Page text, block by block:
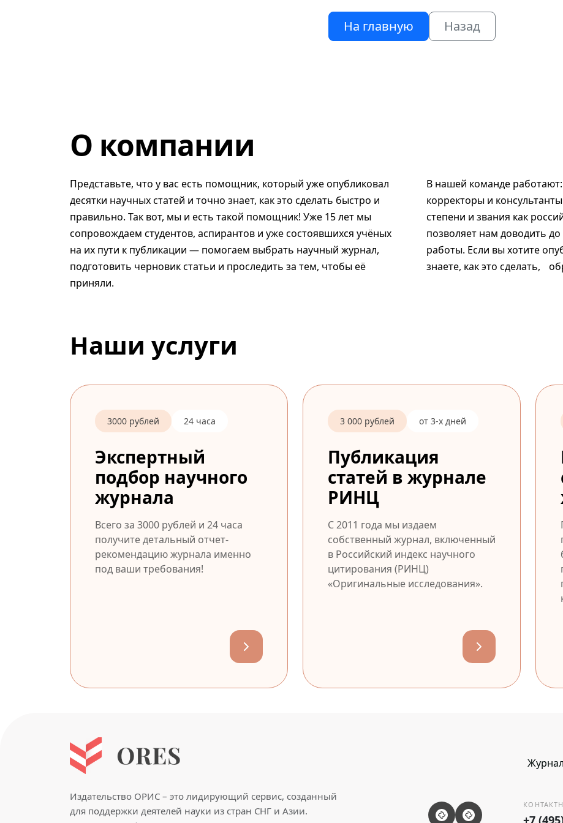
На главную Назад
О компании
Представьте, что у вас есть помощник, который уже опубликовал
десятки научных статей и точно знает, как это сделать быстро и
правильно. Так вот, мы и есть такой помощник! Уже 15 лет мы
сопровождаем студентов, аспирантов и уже состоявшихся учёных
на их пути к публикации — помогаем выбрать научный журнал,
подготовить черновик статьи и проследить за тем, чтобы её
приняли.
В нашей команде
корректоры и
степени и звания как
позволяет нам доводить
работы. Если вы хотите
знаете, как это сделать,
Наши услуги
3000 рублей 24 часа
Экспертный
подбор научного
журнала
Всего за 3000 рублей и 24 часа
получите детальный отчет-
рекомендацию журнала именно
под ваши требования!
3 000 рублей от 3-х дней
Публикация
статей в журнале
РИНЦ
С 2011 года мы издаем
собственный журнал, включенный
в Российский индекс научного
цитирования (РИНЦ)
«Оригинальные исследования».
Издательство ОРИС – это лидирующий сервис, созданный
для поддержки деятелей науки из стран СНГ и Азии.
+7